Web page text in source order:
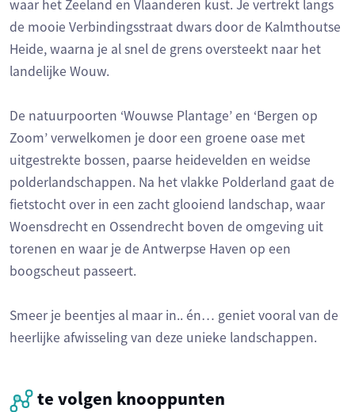
waar het Zeeland en Vlaanderen kust. Je vertrekt langs
de mooie Verbindingsstraat dwars door de Kalmthoutse
Heide, waarna je al snel de grens oversteekt naar het
landelijke Wouw.
De natuurpoorten ‘Wouwse Plantage’ en ‘Bergen op
Zoom’ verwelkomen je door een groene oase met
uitgestrekte bossen, paarse heidevelden en weidse
polderlandschappen. Na het vlakke Polderland gaat de
fietstocht over in een zacht glooiend landschap, waar
Woensdrecht en Ossendrecht boven de omgeving uit
torenen en waar je de Antwerpse Haven op een
boogscheut passeert.
Smeer je beentjes al maar in.. én… geniet vooral van de
heerlijke afwisseling van deze unieke landschappen.
te volgen knooppunten